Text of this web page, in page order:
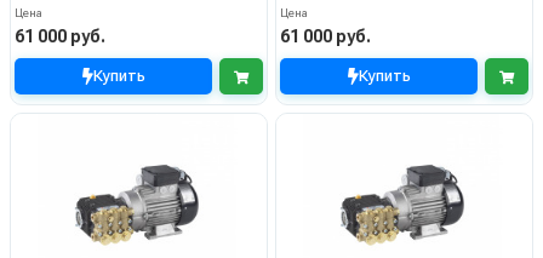
Цена
61 000 руб.
Купить
Цена
61 000 руб.
Купить